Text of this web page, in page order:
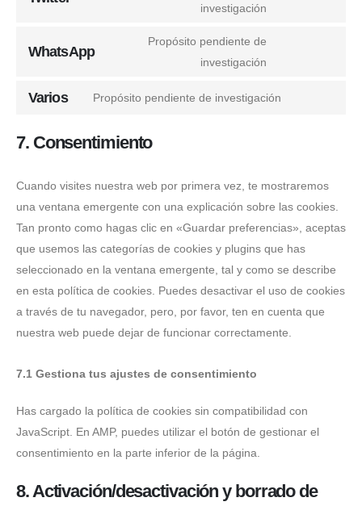
investigación
WhatsApp
Propósito pendiente de
investigación
Varios Propósito pendiente de investigación
7. Consentimiento
Cuando visites nuestra web por primera vez, te mostraremos
una ventana emergente con una explicación sobre las cookies.
Tan pronto como hagas clic en «Guardar preferencias», aceptas
que usemos las categorías de cookies y plugins que has
seleccionado en la ventana emergente, tal y como se describe
en esta política de cookies. Puedes desactivar el uso de cookies
a través de tu navegador, pero, por favor, ten en cuenta que
nuestra web puede dejar de funcionar correctamente.
7.1 Gestiona tus ajustes de consentimiento
Has cargado la política de cookies sin compatibilidad con
JavaScript. En AMP, puedes utilizar el botón de gestionar el
consentimiento en la parte inferior de la página.
8. Activación/desactivación y borrado de